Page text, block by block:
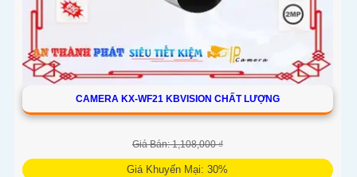
CAMERA KX-WF21 KBVISION CHẤT LƯỢNG
Giá Bán: 1,108,000 ₫
Giá Khuyến Mại: 30%